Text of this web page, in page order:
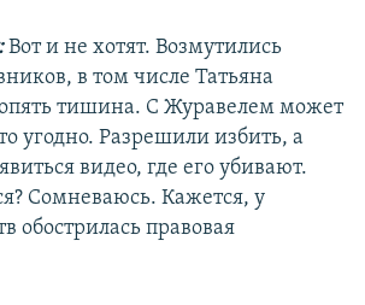
Вот и не хотят. Возмутились
в том числе Татьяна
тишина. С Журавелем может
угодно. Разрешили избить, а
видео, где его убивают.
Сомневаюсь. Кажется, у
обострилась правовая